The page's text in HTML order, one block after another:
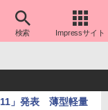
検索 Impressサイト
」発表 薄型軽量